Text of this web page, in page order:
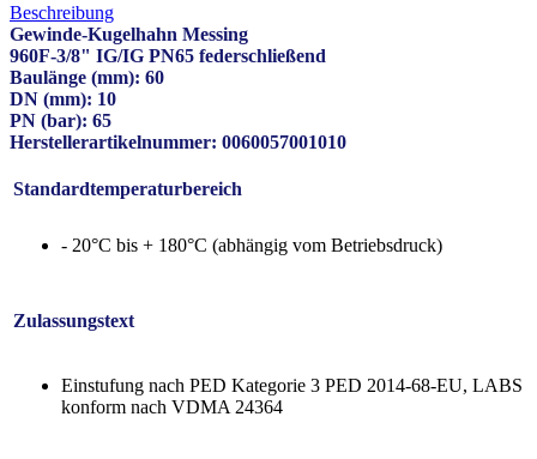
Beschreibung
Gewinde-Kugelhahn Messing
960F-3/8" IG/IG PN65 federschließend
Baulänge (mm): 60
DN (mm): 10
PN (bar): 65
Herstellerartikelnummer: 0060057001010
Standardtemperaturbereich
- 20°C bis + 180°C (abhängig vom Betriebsdruck)
Zulassungstext
Einstufung nach PED Kategorie 3 PED 2014-68-EU, LABS
konform nach VDMA 24364